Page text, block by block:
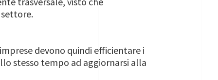
devono quindi efficientare i
stesso tempo ad aggiornarsi alla